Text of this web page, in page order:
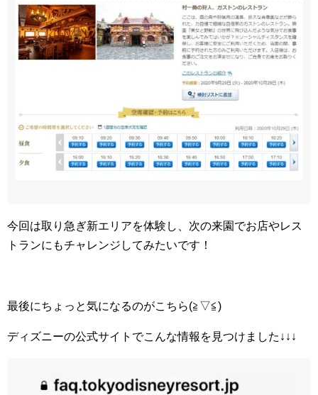
今回は取り急ぎ新エリアを体験し、次の来園でお店やレス
トランにもチャレンジしてみたいです！
最後にちょっと気になるのがこちら(≧▽≦)
ディズニーの公式サイトでこんな情報を見つけました↓↓↓